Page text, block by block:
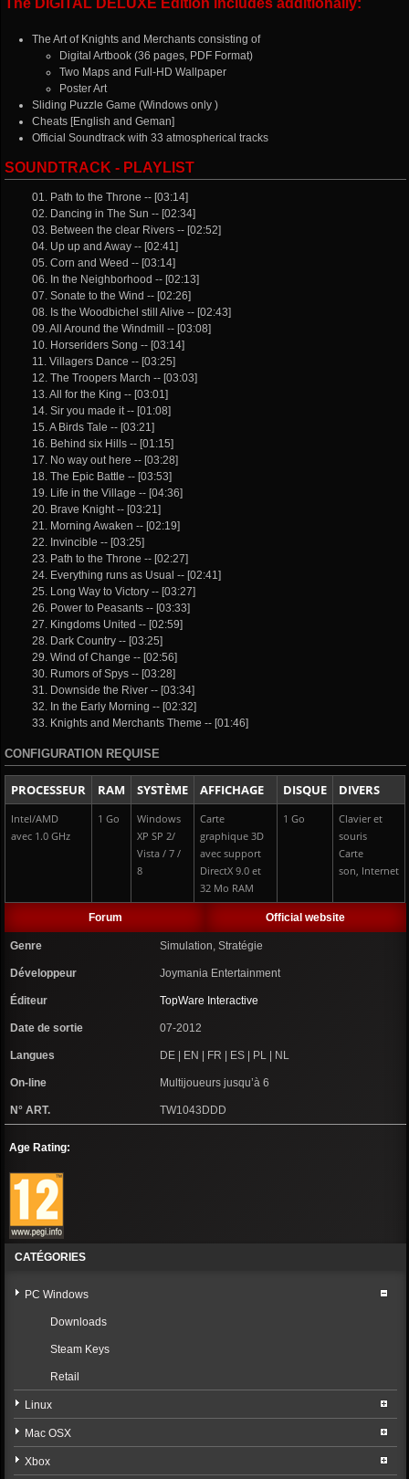
The Art of Knights and Merchants consisting of
Digital Artbook (36 pages, PDF Format)
Two Maps and Full-HD Wallpaper
Poster Art
Sliding Puzzle Game (Windows only )
Cheats [English and Geman]
Official Soundtrack with 33 atmospherical tracks
SOUNDTRACK - PLAYLIST
01. Path to the Throne -- [03:14]
02. Dancing in The Sun -- [02:34]
03. Between the clear Rivers -- [02:52]
04. Up up and Away -- [02:41]
05. Corn and Weed -- [03:14]
06. In the Neighborhood -- [02:13]
07. Sonate to the Wind -- [02:26]
08. Is the Woodbichel still Alive -- [02:43]
09. All Around the Windmill -- [03:08]
10. Horseriders Song -- [03:14]
11. Villagers Dance -- [03:25]
12. The Troopers March -- [03:03]
13. All for the King -- [03:01]
14. Sir you made it -- [01:08]
15. A Birds Tale -- [03:21]
16. Behind six Hills -- [01:15]
17. No way out here -- [03:28]
18. The Epic Battle -- [03:53]
19. Life in the Village -- [04:36]
20. Brave Knight -- [03:21]
21. Morning Awaken -- [02:19]
22. Invincible -- [03:25]
23. Path to the Throne -- [02:27]
24. Everything runs as Usual -- [02:41]
25. Long Way to Victory -- [03:27]
26. Power to Peasants -- [03:33]
27. Kingdoms United -- [02:59]
28. Dark Country -- [03:25]
29. Wind of Change -- [02:56]
30. Rumors of Spys -- [03:28]
31. Downside the River -- [03:34]
32. In the Early Morning -- [02:32]
33. Knights and Merchants Theme -- [01:46]
CONFIGURATION REQUISE
PROCESSEUR RAM SYSTÈME AFFICHAGE DISQUE DIVERS
Intel/AMD
avec 1.0 GHz
1 Go
Windows
XP SP 2/
Vista / 7 /
8
Carte
graphique 3D
avec support
DirectX 9.0 et
32 Mo RAM
1 Go
Clavier et
souris
Carte
son, Internet
Forum Official website
Genre Simulation, Stratégie
Développeur Joymania Entertainment
Éditeur TopWare Interactive
Date de sortie 07-2012
Langues DE | EN | FR | ES | PL | NL
On-line Multijoueurs jusqu’à 6
N° ART. TW1043DDD
Age Rating:
CATÉGORIES
PC Windows
Downloads
Steam Keys
Retail
Linux
Mac OSX
Xbox